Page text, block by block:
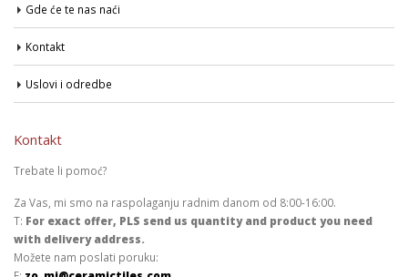
Gde će te nas naći
Kontakt
Uslovi i odredbe
Kontakt
Trebate li pomoć?
Za Vas, mi smo na raspolaganju radnim danom od 8:00-16:00.
T: For exact offer, PLS send us quantity and product you need
with delivery address.
Možete nam poslati poruku: